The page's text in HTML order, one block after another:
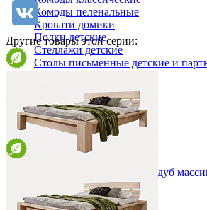
Комоды пеленальные
Кровати домики
Полки детские
Стеллажи детские
Столы письменные детские и
Шкафы детские
Ящики и короба
Другие товары этой серии:
Двуспальная кровать "Фьорд", дуб
211х84х231 см